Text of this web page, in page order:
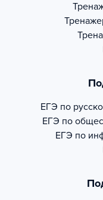
ЕГЭ по
ЕГЭ по
ЕГЭ по